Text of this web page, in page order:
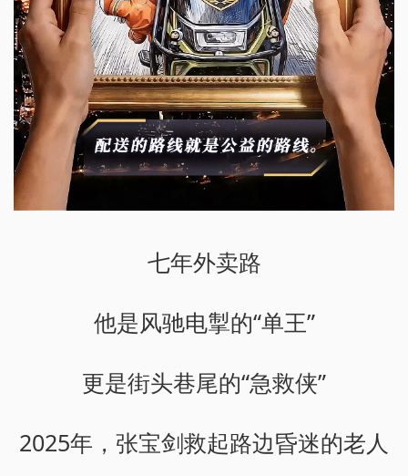
七年外卖路
他是风驰电掣的“单王”
更是街头巷尾的“急救侠”
2025年，张宝剑救起路边昏迷的老人